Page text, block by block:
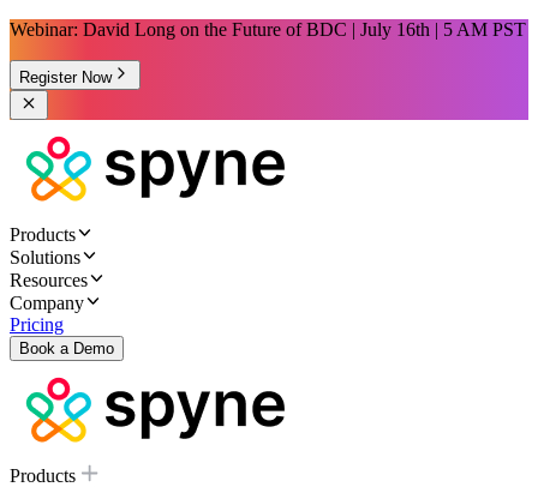
Webinar: David Long on the Future of BDC | July 16th | 5 AM PST
Register Now
Products
Solutions
Resources
Company
Pricing
Book a Demo
Products